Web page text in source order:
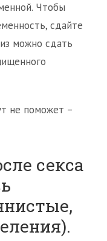
Чтобы
сдайте
можно сдать
не поможет –
секса